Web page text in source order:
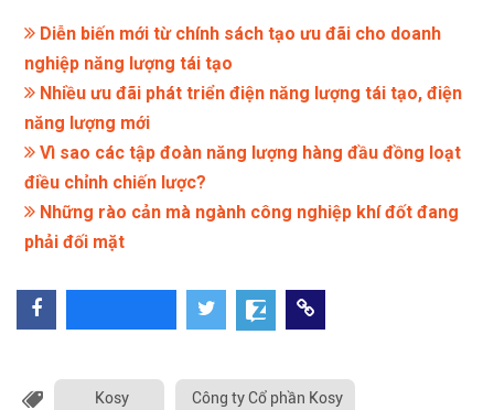
Diễn biến mới từ chính sách tạo ưu đãi cho doanh
nghiệp năng lượng tái tạo
Nhiều ưu đãi phát triển điện năng lượng tái tạo, điện
năng lượng mới
Vì sao các tập đoàn năng lượng hàng đầu đồng loạt
điều chỉnh chiến lược?
Những rào cản mà ngành công nghiệp khí đốt đang
phải đối mặt
Kosy Công ty Cổ phần Kosy